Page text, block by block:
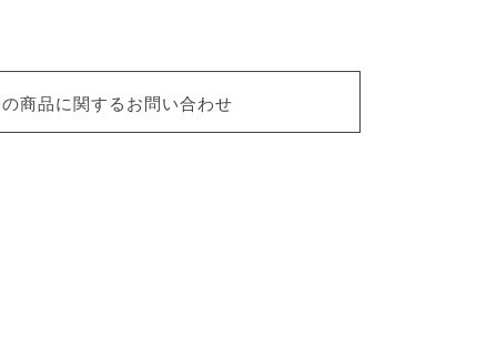
商品に関するお問い合わせ